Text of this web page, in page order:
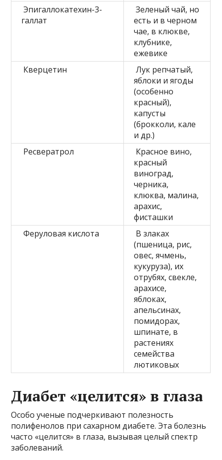
Эпигаллокатехин-3-
галлат
Зеленый чай, но
есть и в черном
чае, в клюкве,
клубнике,
ежевике
Кверцетин
Лук репчатый,
яблоки и ягоды
(особенно
красный),
капусты
(брокколи, кале
и др.)
Ресвератрол
Красное вино,
красный
виноград,
черника,
клюква, малина,
арахис,
фисташки
Феруловая кислота
В злаках
(пшеница, рис,
овес, ячмень,
кукуруза), их
отрубях, свекле,
арахисе,
яблоках,
апельсинах,
помидорах,
шпинате, в
растениях
семейства
лютиковых
Диабет «целится» в глаза
Особо ученые подчеркивают полезность
полифенолов при сахарном диабете. Эта болезнь
часто «целится» в глаза, вызывая целый спектр
заболеваний.